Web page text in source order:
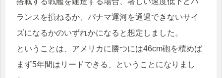
ランスを損ねるか、パナマ運河を通過できないサイ
ズになるかのいずれかになると想定しました。
ということは、アメリカに勝つには46cm砲を積めば
まず5年間はリードできる、ということになりまし